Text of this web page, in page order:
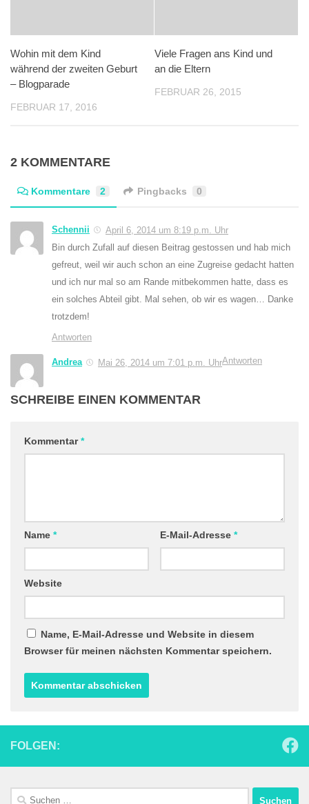
Wohin mit dem Kind
während der zweiten Geburt
– Blogparade
FEBRUAR 17, 2016
Viele Fragen ans Kind und
an die Eltern
FEBRUAR 26, 2015
2 KOMMENTARE
Kommentare 2 Pingbacks 0
Schennii
April 6, 2014 um 8:19 p.m. Uhr
Bin durch Zufall auf diesen Beitrag gestossen und hab mich
gefreut, weil wir auch schon an eine Zugreise gedacht hatten
und ich nur mal so am Rande mitbekommen hatte, dass es
ein solches Abteil gibt. Mal sehen, ob wir es wagen… Danke
trotzdem!
Antworten
Andrea Mai 26, 2014 um 7:01 p.m. UhrAntworten
SCHREIBE EINEN KOMMENTAR
Kommentar*
Name * E-Mail-Adresse *
Website
Name, E-Mail-Adresse und Website in diesem
Browser für meinen nächsten Kommentar speichern.
FOLGEN:
Suchen